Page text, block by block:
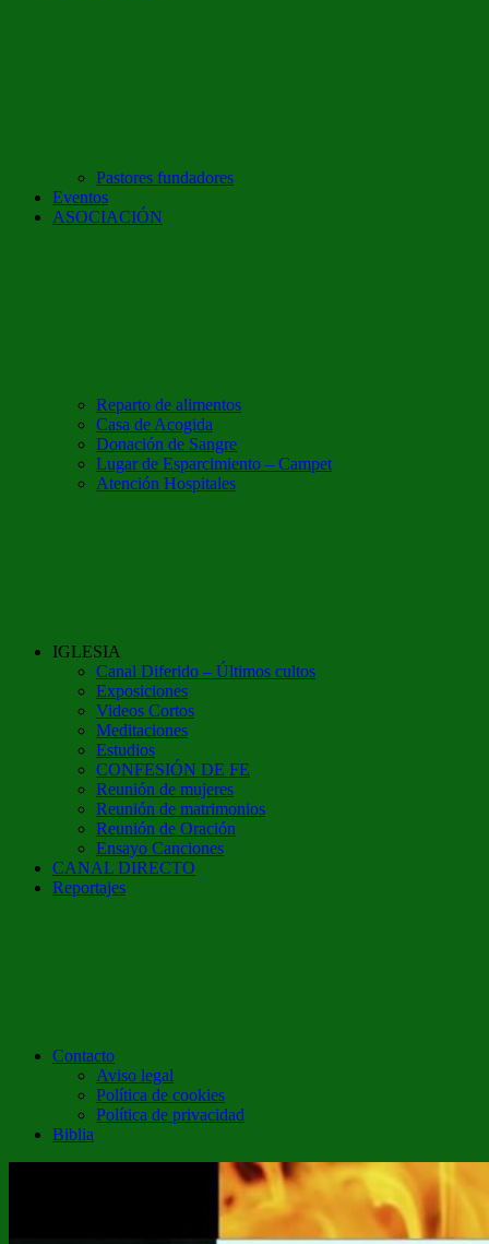
Pastores fundadores
Eventos
ASOCIACIÓN
Reparto de alimentos
Casa de Acogida
Donación de Sangre
Lugar de Esparcimiento – Campet
Atención Hospitales
IGLESIA
Canal Diferido – Últimos cultos
Exposiciones
Videos Cortos
Meditaciones
Estudios
CONFESIÓN DE FE
Reunión de mujeres
Reunión de matrimonios
Reunión de Oración
Ensayo Canciones
CANAL DIRECTO
Reportajes
Contacto
Aviso legal
Política de cookies
Política de privacidad
Biblia